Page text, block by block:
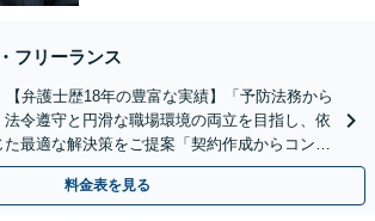
フリーランス
【弁護士歴18年の豊富な実績】「予防法務から
令遵守と円滑な職場環境の両立を目指し、依
最適な解決策をご提案「契約作成からコンプ
、幅広い法的課題に対応」
料金表を見る